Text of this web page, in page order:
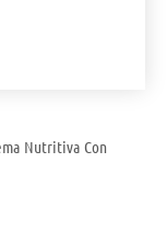
Nutritiva Con